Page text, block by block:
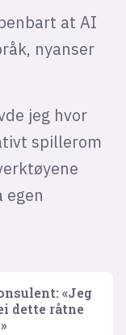
at AI
nyanser
jeg hvor
spillerom
egen
«Jeg
dette råtne